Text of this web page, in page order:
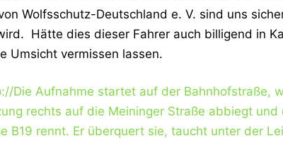
Wolfsschutz-Deutschland e. V. sind uns
Hätte dies dieser Fahrer auch billigend in
Umsicht vermissen lassen.
Die Aufnahme startet auf der Bahnhofstraße,
rechts auf die Meininger Straße abbiegt
B19 rennt. Er überquert sie, taucht unter der